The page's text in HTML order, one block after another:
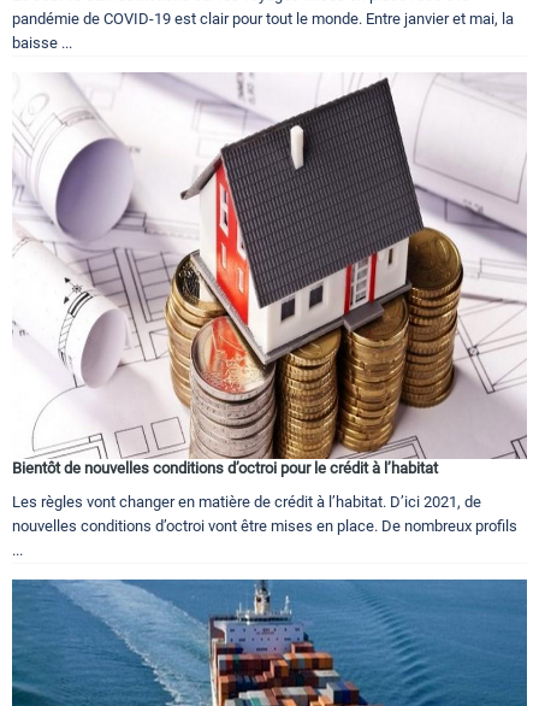
pandémie de COVID-19 est clair pour tout le monde. Entre janvier et mai, la
baisse ...
Bientôt de nouvelles conditions d’octroi pour le crédit à l’habitat
Les règles vont changer en matière de crédit à l’habitat. D’ici 2021, de
nouvelles conditions d’octroi vont être mises en place. De nombreux profils
...